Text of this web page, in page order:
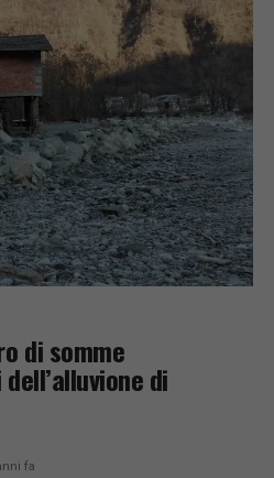
di somme
di
fa